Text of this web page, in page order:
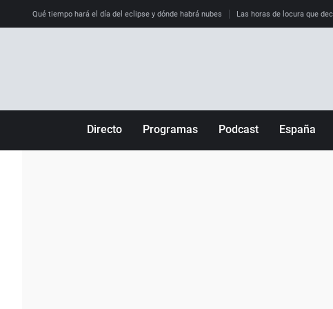
Qué tiempo hará el día del eclipse y dónde habrá nubes Las horas de locura que
Directo Programas Podcast España